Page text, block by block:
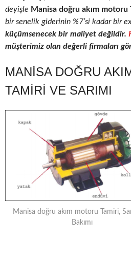
deyişle Manisa doğru akım motoru
bir senelik giderinin %7’si kadar bir
küçümsenecek bir maliyet değildir.
müşterimiz olan değerli firmaları
MANISA DOĞRU
TAMIRI VE SARIMI
Manisa doğru akım motoru Tamiri,
Bakımı